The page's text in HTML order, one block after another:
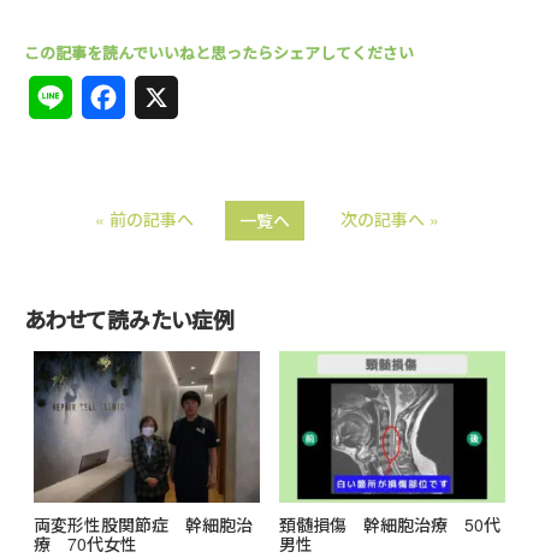
e
o
o
k
« 前の記事へ 一覧へ 次の記事へ »
あわせて読みたい症例
両変形性股関節症 幹細胞治
療 70代女性
頚髄損傷 幹細胞治療 50代
男性